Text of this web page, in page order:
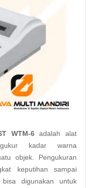
WTM-6adalah alat
kadar warna
objek . Pengukuran
keputihan sampai
digunakan untuk